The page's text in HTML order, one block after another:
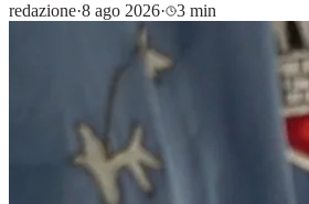
redazione·8 ago 2026· 3 min